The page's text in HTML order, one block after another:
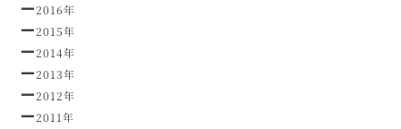
2016年
2015年
2014年
2013年
2012年
2011年